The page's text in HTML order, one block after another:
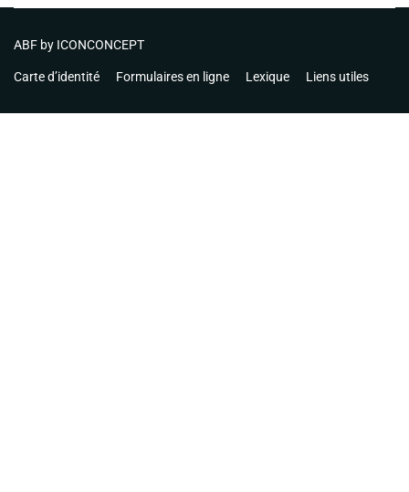
ABF by ICONCONCEPT
Carte d’identité Formulaires en ligne Lexique Liens utiles